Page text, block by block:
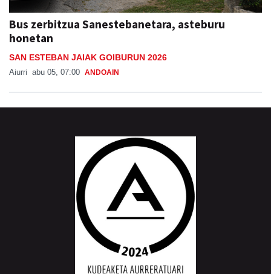
Bus zerbitzua Sanestebanetara, asteburu
honetan
SAN ESTEBAN JAIAK GOIBURUN 2026
Aiurri abu 05, 07:00 ANDOAIN